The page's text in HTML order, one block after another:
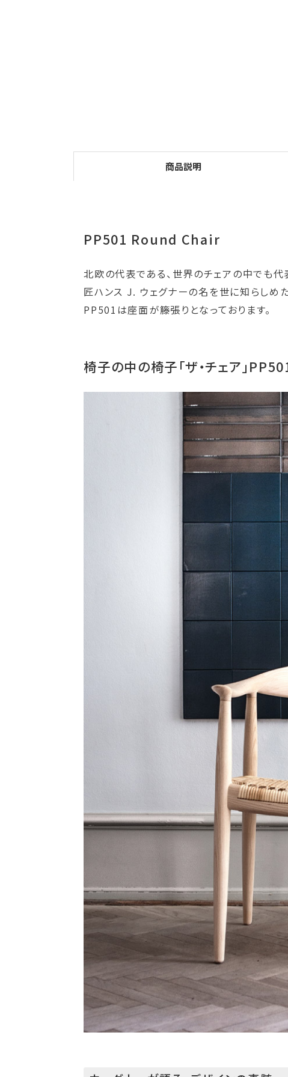
商品説明
PP501 Round Chair
北欧の代表である、世界のチェアの中でも代
匠ハンス J. ウェグナーの名を世に知らしめ
PP501は座面が籐張りとなっております。
椅子の中の椅子「ザ・チェア」